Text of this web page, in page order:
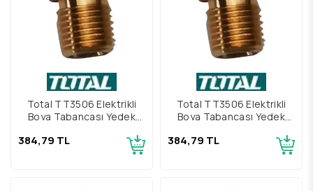
Total TT3506 Elektrikli
Boya Tabancası Yedek
384,79 TL
Total TT3506 Elektrikli
Boya Tabancası Yedek
384,79 TL